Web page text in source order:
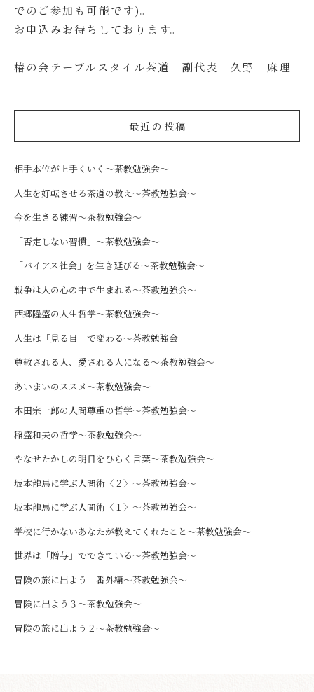
でのご参加も可能です)。
お申込みお待ちしております。
椿の会テーブルスタイル茶道 副代表 久野 麻理
最近の投稿
相手本位が上手くいく～茶教勉強会～
人生を好転させる茶道の教え～茶教勉強会～
今を生きる練習～茶教勉強会～
「否定しない習慣」～茶教勉強会～
「バイアス社会」を生き延びる～茶教勉強会～
戦争は人の心の中で生まれる～茶教勉強会～
西郷隆盛の人生哲学～茶教勉強会～
人生は「見る目」で変わる～茶教勉強会
尊敬される人、愛される人になる～茶教勉強会～
あいまいのススメ～茶教勉強会～
本田宗一郎の人間尊重の哲学～茶教勉強会～
稲盛和夫の哲学～茶教勉強会～
やなせたかしの明日をひらく言葉～茶教勉強会～
坂本龍馬に学ぶ人間術〈２〉～茶教勉強会～
坂本龍馬に学ぶ人間術〈１〉～茶教勉強会～
学校に行かないあなたが教えてくれたこと～茶教勉強会～
世界は「贈与」でできている～茶教勉強会～
冒険の旅に出よう 番外編～茶教勉強会～
冒険に出よう３～茶教勉強会～
冒険の旅に出よう２～茶教勉強会～